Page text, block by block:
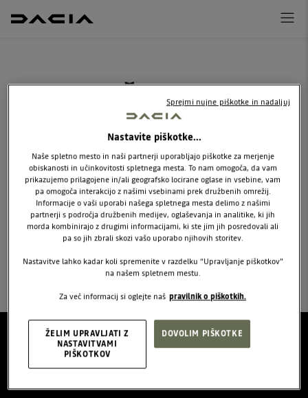
NAROČITE SE NA
SERVIS
Naročite se na servis za vaše vozilo. Izpolnite
spodnji obrazec in si zagotovite odziv v 24
urah!
Nastavite piškotke...
Naše spletno mesto in naši partnerji uporabljajo piškotke za merjenje
obiskanosti in učinkovitosti spletnega mesta. To nam omogoča, da vam
prikazujemo prilagojene in/ali geografsko locirane oglase in vsebine, vam
pa omogoča interakcijo z našimi vsebinami prek družbenih omrežij.
Informacije o vaši uporabi našega spletnega mesta delimo z našimi
partnerji s področja družbenih medijev, oglaševanja in analitike, ki jih
morda kombinirajo z drugimi informacijami, ki ste jim jih posredovali ali
pa so jih zbrali skozi vašo uporabo njihovih storitev.
Nastavitve lahko kadar koli spremenite v razdelku “Upravljanje piškotkov”
na našem spletnem mestu.
Za več informacij si oglejte naš pravilnik o piškotkih.
DOVOLIM PIŠKOTKE
ŽELIM UPRAVLJATI Z
NASTAVITVAMI
PIŠKOTKOV
Sprejmi nujne piškotke in nadaljuj